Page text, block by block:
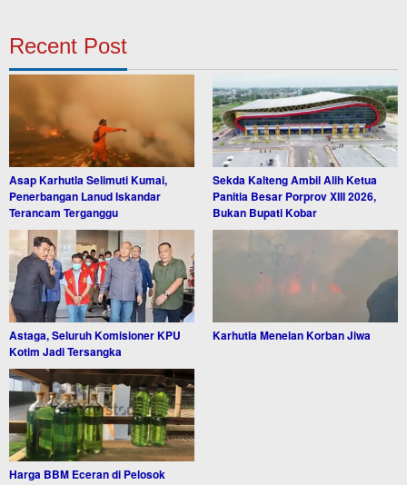
Recent Post
Asap Karhutla Selimuti Kumai,
Penerbangan Lanud Iskandar
Terancam Terganggu
Sekda Kalteng Ambil Alih Ketua
Panitia Besar Porprov XIII 2026,
Bukan Bupati Kobar
Astaga, Seluruh Komisioner KPU
Kotim Jadi Tersangka
Karhutla Menelan Korban Jiwa
Harga BBM Eceran di Pelosok